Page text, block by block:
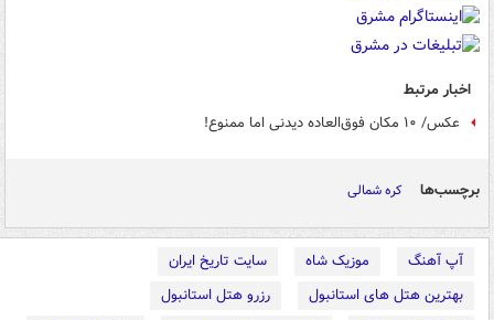
اخبار مرتبط
عکس/ ۱۰ مکان فوق‌العاده دیدنی اما ممنوع!
برچسب‌ها کره شمالی
آپ آهنگ موزیک شاه
سایت تاریخ ایران
بهترین هتل های استانبول
رزرو هتل استانبول